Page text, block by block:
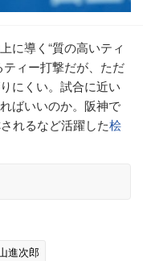
に導く“質の高いティ
ィー打撃だが、ただ
にくい。試合に近い
ばいいのか。阪神で
れるなど活躍した桧
進次郎